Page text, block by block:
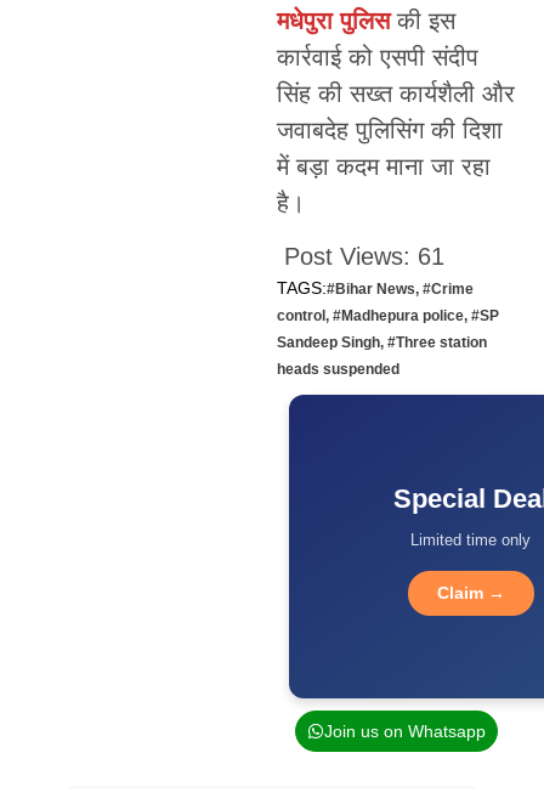
मधेपुरा पुलिसकी इस
कार्रवाई को एसपी संदीप
सिंह की सख्त कार्यशैली और
जवाबदेह पुलिसिंग की दिशा
में बड़ा कदम माना जा रहा
है।
Post Views: 61
TAGS:#Bihar News, #Crime
control , #Madhepura police, #SP
Sandeep Singh, #Three station
heads suspended
Special
Limited time only
Claim →
Join us on Whatsapp